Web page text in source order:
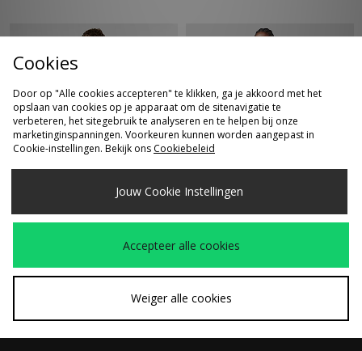
Rockwell Zip Hoodie
International Ringer
Nu€20,00
Cookies
Door op "Alle cookies accepteren" te klikken, ga je akkoord met het
opslaan van cookies op je apparaat om de sitenavigatie te
verbeteren, het sitegebruik te analyseren en te helpen bij onze
marketinginspanningen. Voorkeuren kunnen worden aangepast in
Cookie-instellingen. Bekijk ons Cookiebeleid
Jouw Cookie Instellingen
Accepteer alle cookies
Weiger alle cookies